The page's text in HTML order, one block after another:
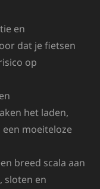
en
dat je fietsen
op
het laden,
moeiteloze
breed scala aan
sloten en